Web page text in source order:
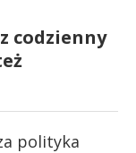
codzienny
polityka